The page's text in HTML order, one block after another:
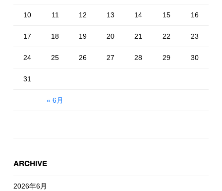
« 6月
10 11 12 13 14 15 16
17 18 19 20 21 22 23
24 25 26 27 28 29 30
31
ARCHIVE
2026年6月